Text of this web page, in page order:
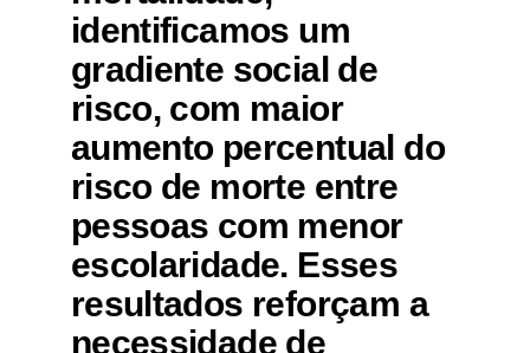
identificamos um
gradiente social de
risco, com maior
aumento percentual do
risco de morte entre
pessoas com menor
escolaridade. Esses
resultados reforçam a
necessidade de